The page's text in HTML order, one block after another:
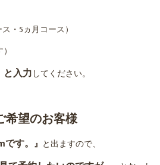
・5ヵ月コース）
入力してください。
希望のお客様
す。 』 と出ますので、